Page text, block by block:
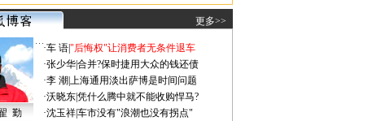
更多>>
勤
·车 语|"后悔权"让消费者无条件退车
·张少华|合并?保时捷用大众的钱还债
·李 潮 上海通用淡出萨博是时间问题
·沃晓东|凭什么腾中就不能收购悍马?
·沈玉祥|车市没有"浪潮也没有拐点"